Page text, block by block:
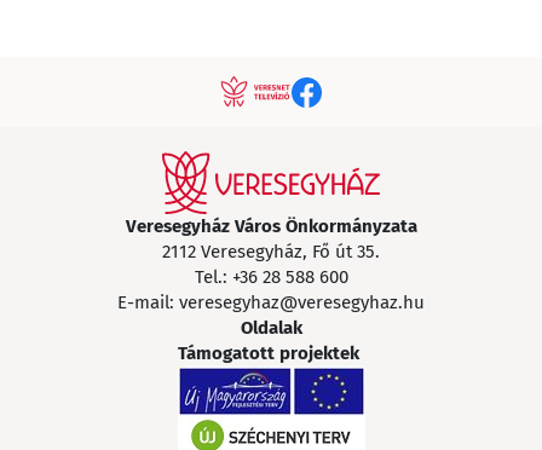
Veresegyház Város Önkormányzata
2112 Veresegyház, Fő út 35.
Tel.: +36 28 588 600
E-mail: veresegyhaz@veresegyhaz.hu
Oldalak
Támogatott projektek